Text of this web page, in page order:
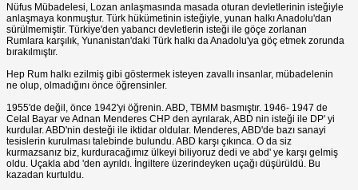
Nüfus Mübadelesi, Lozan anlaşmasında masada oturan devletlerinin isteğiyle
anlaşmaya konmuştur. Türk hükümetinin isteğiyle, yunan halkı Anadolu'dan
sürülmemiştir. Türkiye'den yabancı devletlerin isteği ile göçe zorlanan
Rumlara karşılık, Yunanistan'daki Türk halkı da Anadolu'ya göç etmek zorunda
bırakılmıştır.
Hep Rum halkı ezilmiş gibi göstermek isteyen zavallı insanlar, mübadelenin
ne olup, olmadığını önce öğrensinler.
1955'de değil, önce 1942'yi öğrenin. ABD, TBMM basmıştır. 1946- 1947 de
Celal Bayar ve Adnan Menderes CHP den ayrılarak, ABD nin isteği ile DP' yi
kurdular. ABD'nin desteği ile iktidar oldular. Menderes, ABD'de bazı sanayi
tesislerin kurulması talebinde bulundu. ABD karşı çıkınca. O da siz
kurmazsanız biz, kurduracağımız ülkeyi biliyoruz dedi ve abd' ye karşı gelmiş
oldu. Uçakla abd 'den ayrıldı. İngiltere üzerindeyken uçağı düşürüldü. Bu
kazadan kurtuldu.